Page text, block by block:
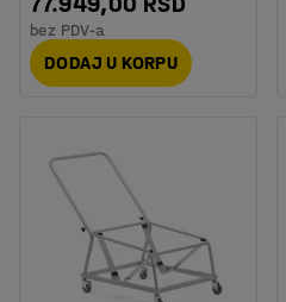
bez PDV-a
DODAJ U KORPU